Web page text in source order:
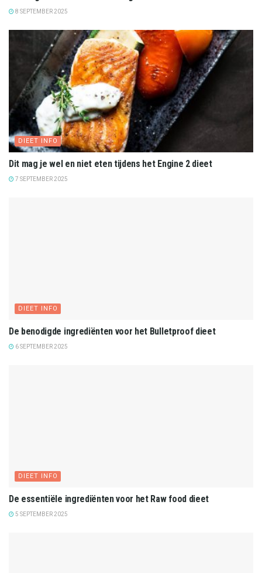
8 SEPTEMBER 2025
DIEET INFO
Dit mag je wel en niet eten tijdens het Engine 2 dieet
7 SEPTEMBER 2025
DIEET INFO
De benodigde ingrediënten voor het Bulletproof dieet
6 SEPTEMBER 2025
DIEET INFO
De essentiële ingrediënten voor het Raw food dieet
5 SEPTEMBER 2025